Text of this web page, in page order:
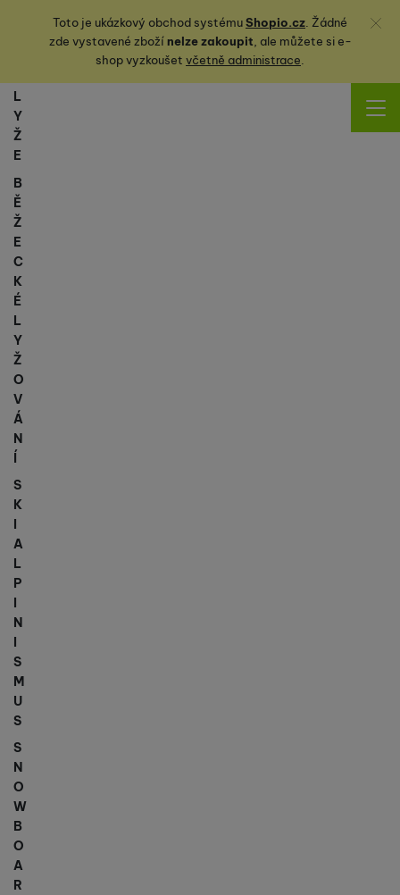
Toto je ukázkový obchod systémuShopio.cz. Žádné
zde vystavené zbožínelze zakoupit, ale můžete sie-
shop vyzkoušet včetně administrace.
Zavřít
L
Y
Ž
E
B
Ě
Ž
E
C
K
É
L
Y
Ž
O
V
Á
N
Í
S
K
I
A
L
P
I
N
I
S
M
U
S
S
N
O
W
B
O
A
R